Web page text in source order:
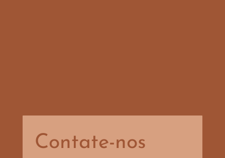
Contate-nos